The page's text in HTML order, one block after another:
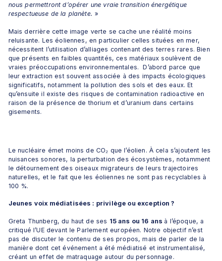
nous permettront d’opérer une vraie transition énergétique
respectueuse de la planète. »
Mais derrière cette image verte se cache une réalité moins
reluisante. Les éoliennes, en particulier celles situées en mer,
nécessitent l’utilisation d’alliages contenant des terres rares. Bien
que présents en faibles quantités, ces matériaux soulèvent de
vraies préoccupations environnementales.  D’abord parce que
leur extraction est souvent associée à des impacts écologiques
significatifs, notamment la pollution des sols et des eaux. Et
qu’ensuite il existe des risques de contamination radioactive en
raison de la présence de thorium et d’uranium dans certains
gisements.
Le nucléaire émet moins de CO₂ que l’éolien. À cela s’ajoutent les
nuisances sonores, la perturbation des écosystèmes, notamment
le détournement des oiseaux migrateurs de leurs trajectoires
naturelles, et le fait que les éoliennes ne sont pas recyclables à
100 %.
Jeunes voix médiatisées : privilège ou exception ?
Greta Thunberg, du haut de ses 15 ans ou 16 ans à l’époque, a
critiqué l’UE devant le Parlement européen. Notre objectif n’est
pas de discuter le contenu de ses propos, mais de parler de la
manière dont cet événement a été médiatisé et instrumentalisé,
créant un effet de matraquage autour du personnage.